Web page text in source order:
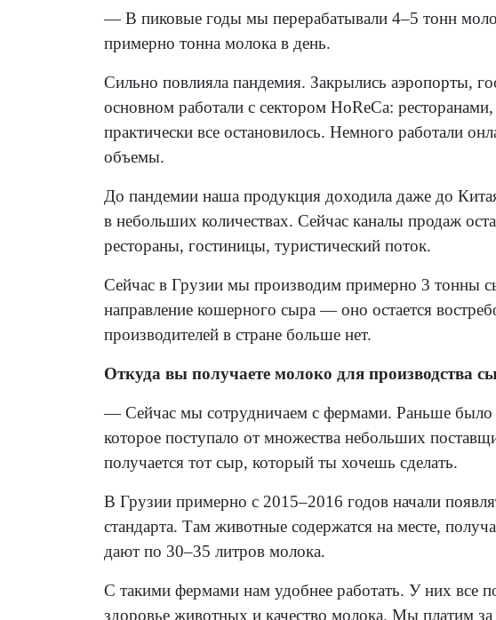
— В пиковые годы мы перерабатывали 4–5 тонн
примерно тонна молока в день.
Сильно повлияла пандемия. Закрылись аэропорты,
основном работали с сектором HoReCa:
практически все остановилось. Немного работали
объемы.
До пандемии наша продукция доходила даже до
в небольших количествах. Сейчас каналы продаж
рестораны, гостиницы, туристический поток.
Сейчас в Грузии мы производим примерно 3 тонны
направление кошерного сыра — оно остается
производителей в стране больше нет.
Откуда вы получаете молоко для производства
— Сейчас мы сотрудничаем с фермами. Раньше было
которое поступало от множества небольших
получается тот сыр, который ты хочешь сделать.
В Грузии примерно с 2015–2016 годов начали
стандарта. Там животные содержатся на месте,
дают по 30–35 литров молока.
С такими фермами нам удобнее работать. У них все
здоровье животных и качество молока. Мы платим